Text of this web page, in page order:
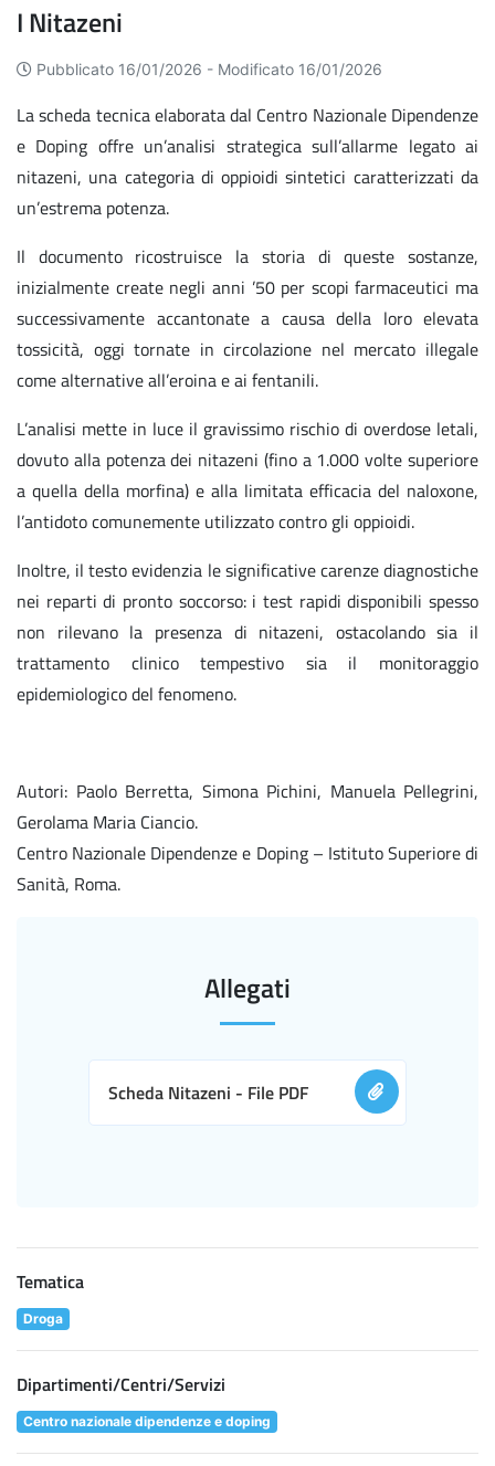
I Nitazeni
Pubblicato 16/01/2026 - Modificato 16/01/2026
La scheda tecnica elaborata dal Centro Nazionale Dipendenze
e Doping offre un’analisi strategica sull’allarme legato ai
nitazeni, una categoria di oppioidi sintetici caratterizzati da
un’estrema potenza.
Il documento ricostruisce la storia di queste sostanze,
inizialmente create negli anni ’50 per scopi farmaceutici ma
successivamente accantonate a causa della loro elevata
tossicità, oggi tornate in circolazione nel mercato illegale
come alternative all’eroina e ai fentanili.
L’analisi mette in luce il gravissimo rischio di overdose letali,
dovuto alla potenza dei nitazeni (fino a 1.000 volte superiore
a quella della morfina) e alla limitata efficacia del naloxone,
l’antidoto comunemente utilizzato contro gli oppioidi.
Inoltre, il testo evidenzia le significative carenze diagnostiche
nei reparti di pronto soccorso: i test rapidi disponibili spesso
non rilevano la presenza di nitazeni, ostacolando sia il
trattamento clinico tempestivo sia il monitoraggio
epidemiologico del fenomeno.
Autori: Paolo Berretta, Simona Pichini, Manuela Pellegrini,
Gerolama Maria Ciancio.
Centro Nazionale Dipendenze e Doping – Istituto Superiore di
Sanità, Roma.
Allegati
Scheda Nitazeni - File PDF
Tematica
Droga
Dipartimenti/Centri/Servizi
Centro nazionale dipendenze e doping